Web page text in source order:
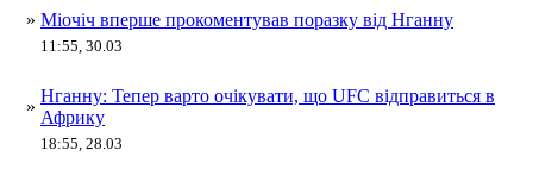
» Міочіч вперше прокоментував поразку від Нганну
11:55, 30.03
»
Нганну: Тепер варто очікувати, що UFC відправиться в
Африку
18:55, 28.03